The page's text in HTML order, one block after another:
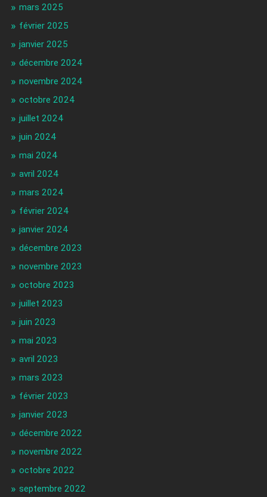
mars 2025
février 2025
janvier 2025
décembre 2024
novembre 2024
octobre 2024
juillet 2024
juin 2024
mai 2024
avril 2024
mars 2024
février 2024
janvier 2024
décembre 2023
novembre 2023
octobre 2023
juillet 2023
juin 2023
mai 2023
avril 2023
mars 2023
février 2023
janvier 2023
décembre 2022
novembre 2022
octobre 2022
septembre 2022